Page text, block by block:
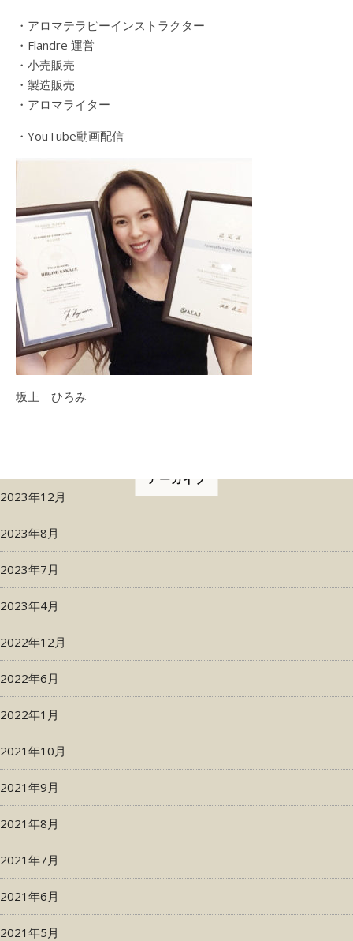
・アロマテラピーインストラクター
・Flandre 運営
・小売販売
・製造販売
・アロマライター
・YouTube動画配信
坂上 ひろみ
アーカイブ
2023年12月
2023年8月
2023年7月
2023年4月
2022年12月
2022年6月
2022年1月
2021年10月
2021年9月
2021年8月
2021年7月
2021年6月
2021年5月